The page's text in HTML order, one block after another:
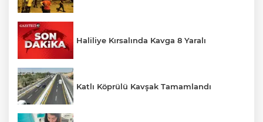
Haliliye Kırsalında Kavga 8 Yaralı
Katlı Köprülü Kavşak Tamamlandı